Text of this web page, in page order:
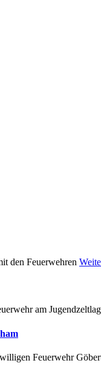
den Feuerwehren
am
Feuerwehr